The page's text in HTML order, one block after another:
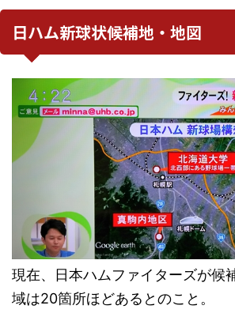
日ハム新球状候補地・地図
現在、日本ハムファイターズが候
域は20箇所ほどあるとのこと。